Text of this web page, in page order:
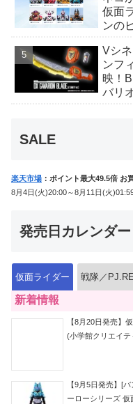
仮面
ンの
Vシ
ンフ
映！
バリ
SALE
楽天市場 ：ポイント最大49.5倍 お
8月4日(火)20:00～8月11日(火
発売日カレンダー
仮面ライダー 戦隊／
新着情報
【8月20日発売
(小学館クリエイテ
【9月5日発売】[
ーローシリーズ 仮